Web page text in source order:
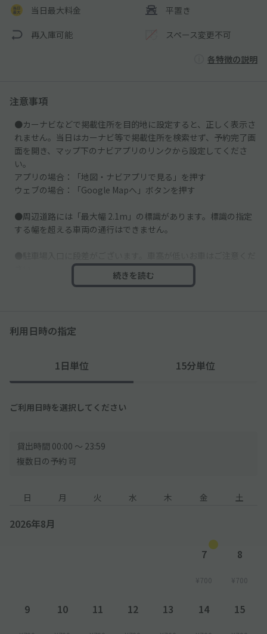
当日最大料金 平置き
再入庫可能 スペース変更不可
各特徴の説明
注意事項
●カーナビなどで掲載住所を目的地に設定すると、正しく表示さ
れません。当日はカーナビ等で掲載住所を検索せず、予約完了画
面を開き、マップ下のナビアプリのリンクから設定してくださ
い。
アプリの場合：「地図・ナビアプリで見る」を押す
ウェブの場合：「Google Mapへ」ボタンを押す
●周辺道路には「最大幅 2.1m」の標識があります。標識の指定
する幅を超える車両の通行はできません。
いよう、ご注意ください。
続きを読む
利用日時の指定
1日単位 15分単位
ご利用日時を選択してください
貸出時間 00:00 〜 23:59
複数日の予約 可
日 月 火 水 木 金 土
2026年8月
7
¥700
8
¥700
9 10 11 12 13 14 15